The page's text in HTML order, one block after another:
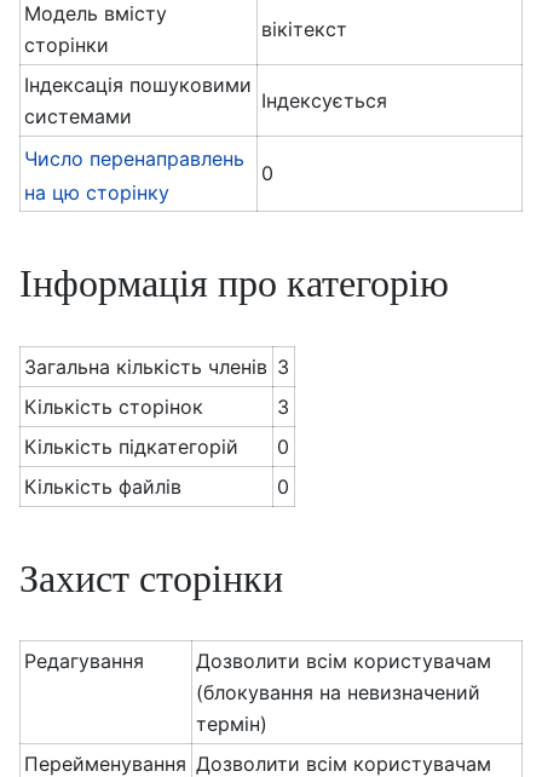
Модель вмісту
сторінки
вікітекст
Індексація пошуковими
системами
Індексується
Число перенаправлень
на цю сторінку
0
Інформація про категорію
Загальна кількість членів 3
Кількість сторінок
3
Кількість підкатегорій
0
Кількість файлів
0
Захист сторінки
Редагування
Дозволити всім користувачам
(блокування на невизначений
термін)
Перейменування Дозволити всім користувачам